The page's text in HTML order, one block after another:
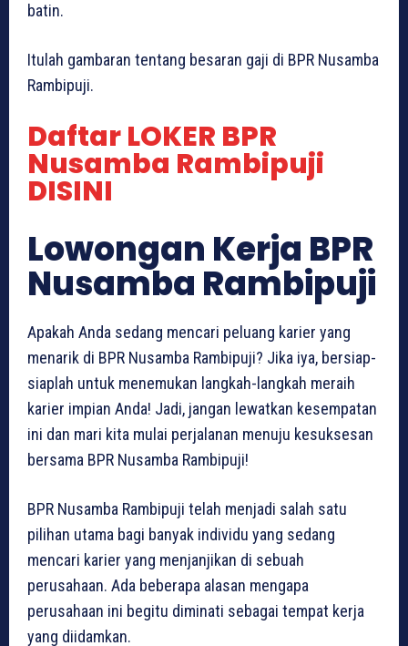
batin.
Itulah gambaran tentang besaran gaji di BPR Nusamba
Rambipuji.
Daftar LOKER BPR
Nusamba Rambipuji
DISINI
Lowongan Kerja BPR
Nusamba Rambipuji
Apakah Anda sedang mencari peluang karier yang
menarik di BPR Nusamba Rambipuji? Jika iya, bersiap-
siaplah untuk menemukan langkah-langkah meraih
karier impian Anda! Jadi, jangan lewatkan kesempatan
ini dan mari kita mulai perjalanan menuju kesuksesan
bersama BPR Nusamba Rambipuji!
BPR Nusamba Rambipuji telah menjadi salah satu
pilihan utama bagi banyak individu yang sedang
mencari karier yang menjanjikan di sebuah
perusahaan. Ada beberapa alasan mengapa
perusahaan ini begitu diminati sebagai tempat kerja
yang diidamkan.